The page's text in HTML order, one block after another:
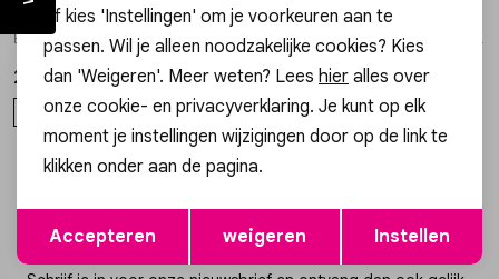
My Jewellery
Bracelet chain mix charms MJ16590
27,99
OS
1/2
My Jewellery
Bracelet elastic gold pink flowers MJ14915
15,99
OS
Altijd als eerste op de hoogte zijn?
Opslaan
of kies 'Instellingen' om je voorkeuren aan te
passen. Wil je alleen noodzakelijke cookies? Kies
dan 'Weigeren'. Meer weten? Lees hier alles over
onze cookie- en privacyverklaring. Je kunt op elk
moment je instellingen wijzigingen door op de link te
klikken onder aan de pagina.
Accepteren weigeren Instellen